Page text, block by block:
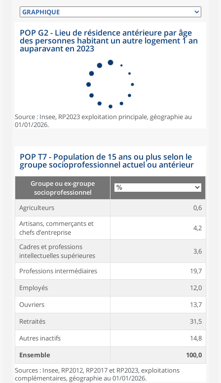
POP G2 - Lieu de résidence antérieure par âge
des personnes habitant un autre logement 1 an
auparavant en 2023
Source : Insee, RP2023 exploitation principale, géographie au
01/01/2026.
POP T7 - Population de 15 ans ou plus selon le
groupe socioprofessionnel actuel ou antérieur
Groupe ou ex-groupe
socioprofessionnel
Agriculteurs
0,6
Artisans, commerçants et
chefs d’entreprise
4,2
Cadres et professions
intellectuelles supérieures
3,6
Professions intermédiaires
19,7
Employés
12,0
Ouvriers
13,7
Retraités
31,5
Autres inactifs
14,8
Ensemble
100,0
Sources : Insee, RP2012, RP2017 et RP2023, exploitations
complémentaires, géographie au 01/01/2026.